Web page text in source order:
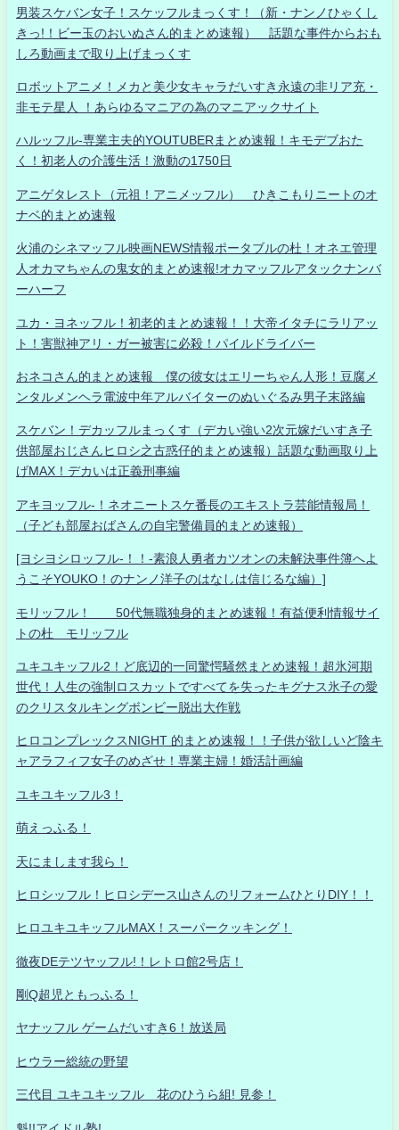
男装スケバン女子！スケッフルまっくす！（新・ナンノひゃくし
きっ!！ビー玉のおいぬさん的まとめ速報） 話題な事件からおも
しろ動画まで取り上げまっくす
ロボットアニメ！メカと美少女キャラだいすき永遠の非リア充・
非モテ星人 ！あらゆるマニアの為のマニアックサイト
ハルッフル-専業主夫的YOUTUBERまとめ速報！キモデブおた
く！初老人の介護生活！激動の1750日
アニゲタレスト（元祖！アニメッフル） ひきこもりニートのオ
ナベ的まとめ速報
火浦のシネマッフル映画NEWS情報ポータブルの杜！オネエ管理
人オカマちゃんの鬼女的まとめ速報!オカマッフルアタックナンバ
ーハーフ
ユカ・ヨネッフル！初老的まとめ速報！！大帝イタチにラリアッ
ト！害獣神アリ・ガー被害に必殺！パイルドライバー
おネコさん的まとめ速報 僕の彼女はエリーちゃん人形！豆腐メ
ンタルメンヘラ電波中年アルバイターのぬいぐるみ男子末路編
スケバン！デカッフルまっくす（デカい強い2次元嫁だいすき子
供部屋おじさんヒロシ之古惑仔的まとめ速報）話題な動画取り上
げMAX！デカいは正義刑事編
アキヨッフル-！ネオニートスケ番長のエキストラ芸能情報局！
（子ども部屋おばさんの自宅警備員的まとめ速報）
[ヨシヨシロッフル-！！-素浪人勇者カツオンの未解決事件簿へよ
うこそYOUKO！のナンノ洋子のはなしは信じるな編）]
モリッフル！ 50代無職独身的まとめ速報！有益便利情報サイ
トの杜 モリッフル
ユキユキッフル2！ど底辺的一同驚愕騒然まとめ速報！超氷河期
世代！人生の強制ロスカットですべてを失ったキグナス氷子の愛
のクリスタルキングボンビー脱出大作戦
ヒロコンプレックスNIGHT 的まとめ速報！！子供が欲しいど陰キ
ャアラフィフ女子のめざせ！専業主婦！婚活計画編
ユキユキッフル3！
萌えっふる！
天にまします我ら！
ヒロシッフル！ヒロシデース山さんのリフォームひとりDIY！！
ヒロユキユキッフルMAX！スーパークッキング！
徹夜DEテツヤッフル!！レトロ館2号店！
剛Q超児ともっふる！
ヤナッフル ゲームだいすき6！放送局
ヒウラー総統の野望
三代目 ユキユキッフル 花のひうら組! 見参！